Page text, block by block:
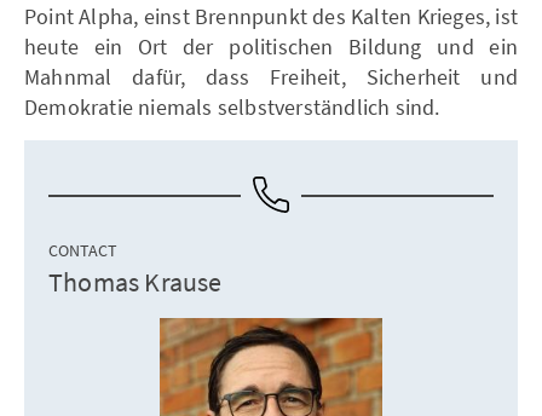
Point Alpha, einst Brennpunkt des Kalten Krieges, ist
heute ein Ort der politischen Bildung und ein
Mahnmal dafür, dass Freiheit, Sicherheit und
Demokratie niemals selbstverständlich sind.
CONTACT
Thomas Krause